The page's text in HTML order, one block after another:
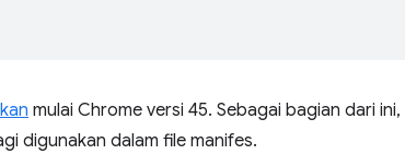
mulai Chrome versi 45. Sebagai bagian dari ini,
digunakan dalam file manifes.